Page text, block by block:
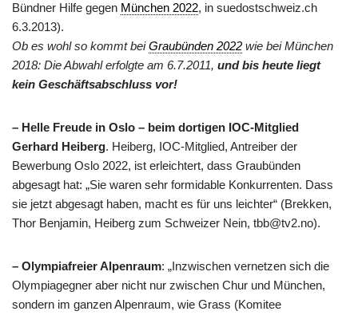
Bündner Hilfe gegen München 2022, in suedostschweiz.ch
6.3.2013).
Ob es wohl so kommt beiGraubünden 2022 wie bei München
2018: Die Abwahl erfolgte am 6.7.2011, und bis heute liegt
kein Geschäftsabschluss vor!
– Helle Freude in Oslo – beim dortigen IOC-Mitglied
Gerhard Heiberg. Heiberg, IOC-Mitglied, Antreiber der
Bewerbung Oslo 2022, ist erleichtert, dass Graubünden
abgesagt hat: „Sie waren sehr formidable Konkurrenten. Dass
sie jetzt abgesagt haben, macht es für uns leichter“ (Brekken,
Thor Benjamin, Heiberg zum Schweizer Nein, tbb@tv2.no).
– Olympiafreier Alpenraum: „Inzwischen vernetzen sich die
Olympiagegner aber nicht nur zwischen Chur und München,
sondern im ganzen Alpenraum, wie Grass (Komitee